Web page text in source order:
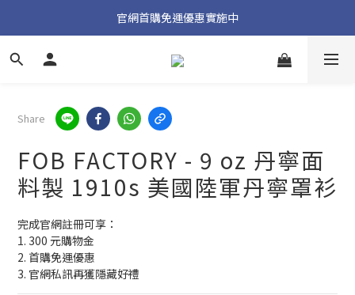
加入官方 LINE 獲取隱藏好禮
官網首購免運優惠實施中
加入官方 LINE 獲取隱藏好禮
Share
FOB FACTORY - 9 oz 丹寧面
料製 1910s 美國陸軍丹寧罩衫
完成官網註冊可享：
1. 300 元購物金
2. 首購免運優惠
3. 官網私訊再獲隱藏好禮